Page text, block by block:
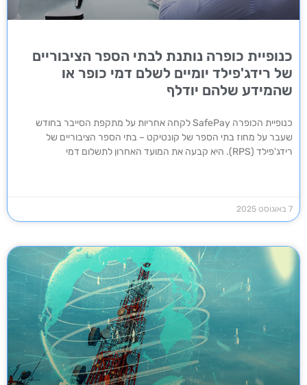
כנופיית כופרה נותנת לבתי הספר הציבוריים
של רידג'פילד יומיים לשלם דמי כופר או
שהמידע שלהם יודלף
כנופיית הכופרה SafePay לקחה אחריות על מתקפת הסייבר בחודש
שעבר על מחוז בתי הספר של קונטיקט – בתי הספר הציבוריים של
רידג'פילד (RPS). היא קבעה את המועד האחרון לתשלום דמי
7 באוגוסט 2025